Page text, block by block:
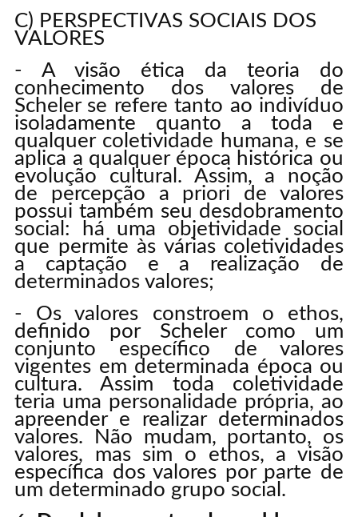
C) PERSPECTIVAS SOCIAIS DOS
VALORES
- A visão ética da teoria do
conhecimento dos valores de
Scheler se refere tanto ao indivíduo
isoladamente quanto a toda e
qualquer coletividade humana, e se
aplica a qualquer época histórica ou
evolução cultural. Assim, a noção
de percepção a priori de valores
possui também seu desdobramento
social: há uma objetividade social
que permite às várias coletividades
a captação e a realização de
determinados valores;
- Os valores constroem o ethos,
definido por Scheler como um
conjunto específico de valores
vigentes em determinada época ou
cultura. Assim toda coletividade
teria uma personalidade própria, ao
apreender e realizar determinados
valores. Não mudam, portanto, os
valores, mas sim o ethos, a visão
específica dos valores por parte de
um determinado grupo social.